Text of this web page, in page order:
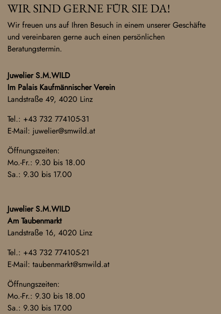
WIR SIND GERNE FÜR SIE DA!
Wir freuen uns auf Ihren Besuch in einem unserer Geschäfte
und vereinbaren gerne auch einen persönlichen
Beratungstermin.
Juwelier S.M.WILD
Im Palais Kaufmännischer Verein
Landstraße 49, 4020 Linz
Tel.: +43 732 774105-31
E-Mail: juwelier@smwild.at
Öffnungszeiten:
Mo.-Fr.: 9.30 bis 18.00
Sa.: 9.30 bis 17.00
Juwelier S.M.WILD
Am Taubenmarkt
Landstraße 16, 4020 Linz
Tel.: +43 732 774105-21
E-Mail: taubenmarkt@smwild.at
Öffnungszeiten:
Mo.-Fr.: 9.30 bis 18.00
Sa.: 9.30 bis 17.00